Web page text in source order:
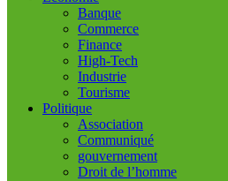
Banque
Commerce
Finance
High-Tech
Industrie
Tourisme
Politique
Association
Communiqué
gouvernement
Droit de l’homme